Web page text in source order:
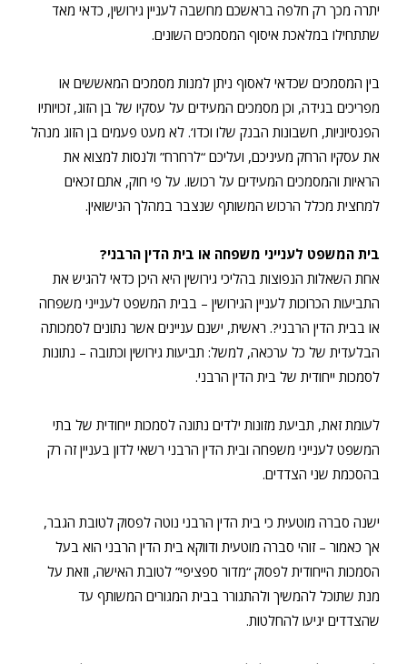
יתרה מכך רק חלפה בראשכם מחשבה לעניין גירושין, כדאי מאד
שתתחילו במלאכת איסוף המסמכים השונים.
בין המסמכים שכדאי לאסוף ניתן למנות מסמכים המאששים או
מפריכים בגידה, וכן מסמכים המעידים על עסקיו של בן הזוג, זכויותיו
הפנסיוניות, חשבונות הבנק שלו וכדו’. לא מעט פעמים בן הזוג מנהל
את עסקיו הרחק מעיניכם, ועליכם “לרחרח” ולנסות למצוא את
הראיות והמסמכים המעידים על רכושו. על פי חוק, אתם זכאים
למחצית מכלל הרכוש המשותף שנצבר במהלך הנישואין.
בית המשפט לענייני משפחה או בית הדין הרבני?
אחת השאלות הנפוצות בהליכי גירושין היא היכן כדאי להגיש את
התביעות הכרוכות לעניין הגירושין – בבית המשפט לענייני משפחה
או בבית הדין הרבני?. ראשית, ישנם עניינים אשר נתונים לסמכותה
הבלעדית של כל ערכאה, למשל: תביעות גירושין וכתובה – נתונות
לסמכות ייחודית של בית הדין הרבני.
לעומת זאת, תביעת מזונות ילדים נתונה לסמכות ייחודית של בתי
המשפט לענייני משפחה ובית הדין הרבני רשאי לדון בעניין זה רק
בהסכמת שני הצדדים.
ישנה סברה מוטעית כי בית הדין הרבני נוטה לפסוק לטובת הגבר,
אך כאמור – זוהי סברה מוטעית ודווקא בית הדין הרבני הוא בעל
הסמכות הייחודית לפסוק “מדור ספציפי” לטובת האישה, וזאת על
מנת שתוכל להמשיך ולהתגורר בבית המגורים המשותף עד
שהצדדים יגיעו להחלטות.